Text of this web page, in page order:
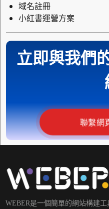
域名註冊
小紅書運營方案
立即與我們
聯繫網
WEBER是一個簡單的網站構建